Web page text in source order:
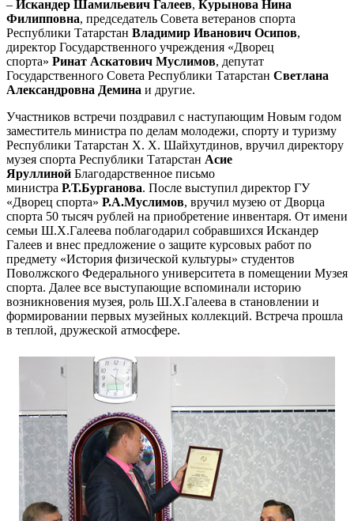
– Искандер Шамильевич Галеев, Курынова Нина
Филипповна, председатель Совета ветеранов спорта
Республики Татарстан Владимир Иванович Осипов,
директор Государственного учреждения «Дворец
спорта» Ринат Аскатович Муслимов, депутат
Государственного Совета Республики Татарстан Светлана
Александровна Демина и другие.
Участников встречи поздравил с наступающим Новым годом
заместитель министра по делам молодежи, спорту и туризму
Республики Татарстан Х. Х. Шайхутдинов, вручил директору
музея спорта Республики Татарстан Асие
Яруллиной Благодарственное письмо
министра Р.Т.Бурганова. После выступил директор ГУ
«Дворец спорта» Р.А.Муслимов, вручил музею от Дворца
спорта 50 тысяч рублей на приобретение инвентаря. От имени
семьи Ш.Х.Галеева поблагодарил собравшихся Искандер
Галеев и внес предложение о защите курсовых работ по
предмету «История физической культуры» студентов
Поволжского Федерального университета в помещении Музея
спорта. Далее все выступающие вспоминали историю
возникновения музея, роль Ш.Х.Галеева в становлении и
формировании первых музейных коллекций. Встреча прошла
в теплой, дружеской атмосфере.